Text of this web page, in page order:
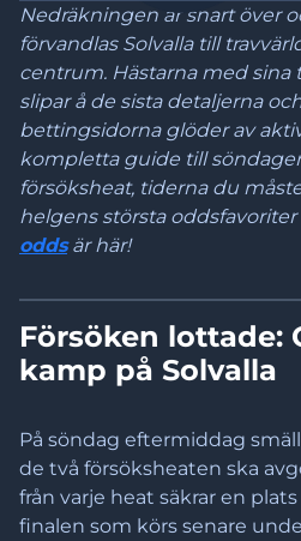
Nedräkningen är snart över
förvandlas Solvalla till
centrum. Hästarna med sina
slipar å de sista detaljerna
bettingsidorna glöder av
kompletta guide till
försöksheat, tiderna du
helgens största oddsfavoriter
oddsär här!
Försöken lottade:
kamp på Solvalla
På söndag eftermiddag
de två försöksheaten ska
från varje heat säkrar en
finalen som körs senare